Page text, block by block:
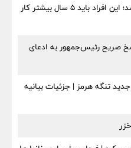
شرط جدید بازنشستگی اجرایی شد؛ این افراد باید ۵ سال بیشتر کار
صریح رئیس‌جمهور به ادعای
تنگه هرمز | جزئیات بیانیه